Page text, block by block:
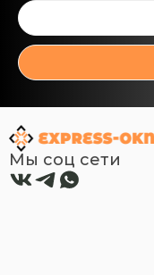
Мы соц сети